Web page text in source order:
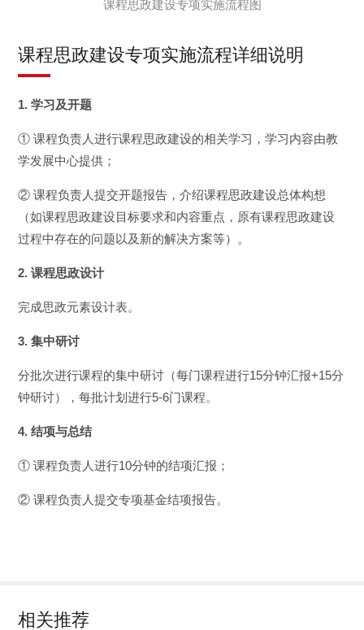
课程思政建设专项实施流程图
课程思政建设专项实施流程详细说明
1. 学习及开题
① 课程负责人进行课程思政建设的相关学习，学习内容由教
学发展中心提供；
② 课程负责人提交开题报告，介绍课程思政建设总体构想
（如课程思政建设目标要求和内容重点，原有课程思政建设
过程中存在的问题以及新的解决方案等）。
2. 课程思政设计
完成思政元素设计表。
3. 集中研讨
分批次进行课程的集中研讨（每门课程进行15分钟汇报+15分
钟研讨），每批计划进行5-6门课程。
4. 结项与总结
① 课程负责人进行10分钟的结项汇报；
② 课程负责人提交专项基金结项报告。
相关推荐